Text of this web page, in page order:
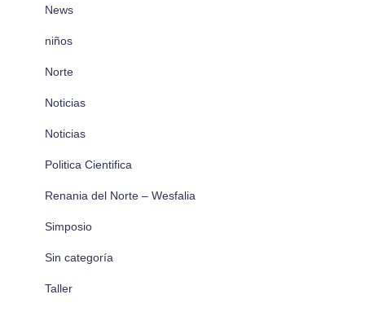
News
niños
Norte
Noticias
Noticias
Politica Cientifica
Renania del Norte – Wesfalia
Simposio
Sin categoría
Taller